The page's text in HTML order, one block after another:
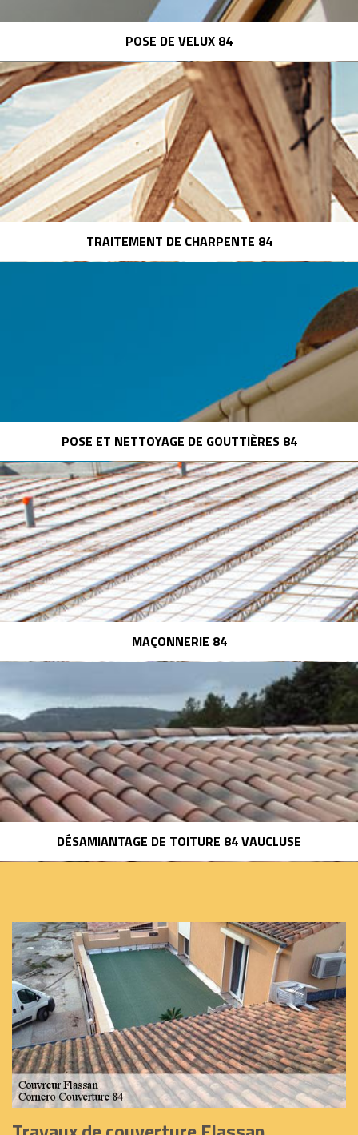
POSE DE VELUX 84
TRAITEMENT DE CHARPENTE 84
POSE ET NETTOYAGE DE GOUTTIÈRES 84
MAÇONNERIE 84
DÉSAMIANTAGE DE TOITURE 84 VAUCLUSE